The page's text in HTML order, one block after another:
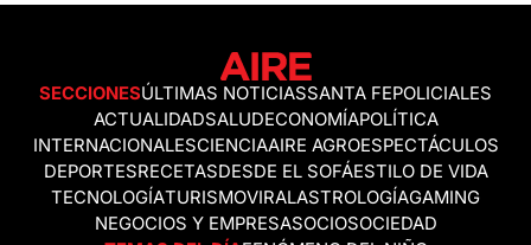
SECCIONESÚLTIMAS NOTICIASSANTA FEPOLICIALES
ACTUALIDADSALUDECONOMÍAPOLÍTICA
INTERNACIONALESCIENCIAAIRE AGROESPECTÁCULOS
DEPORTESRECETASDESDE EL SOFÁESTILO DE VIDA
TECNOLOGÍATURISMOVIRALASTROLOGÍAGAMING
NEGOCIOS Y EMPRESASOCIOSOCIEDAD